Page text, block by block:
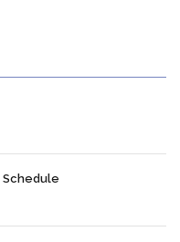
Schedule